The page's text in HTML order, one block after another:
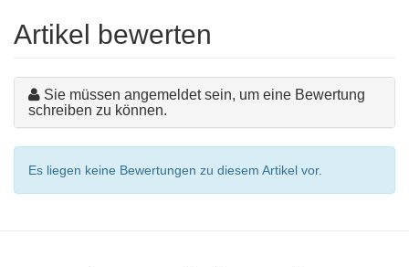
Artikel bewerten
Sie müssen angemeldet sein, um eine Bewertung
schreiben zu können.
Es liegen keine Bewertungen zu diesem Artikel vor.